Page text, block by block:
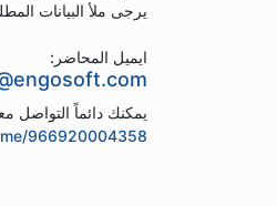
يرجى ملأ البيانات
ايميل المحاضر:
يمكنك دائماً التواصل
966920004358